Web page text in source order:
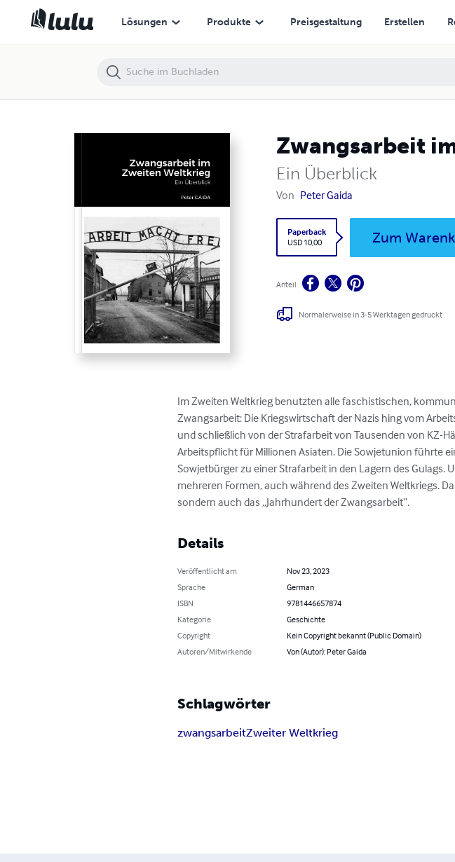
Lösungen Produkte Preisgestaltung Erstellen
Zwangsarbeit
Ein Überblick
Von Peter Gaida
Paperback
USD 10,00
Zum
Anteil
Normalerweise in 3-5 Werktagen gedruckt
Im Zweiten Weltkrieg benutzten alle faschistischen,
Zwangsarbeit: Die Kriegswirtschaft der Nazis hing vom
und schließlich von der Strafarbeit von Tausenden von KZ-
Arbeitspflicht für Millionen Asiaten. Die Sowjetunion führte
Sowjetbürger zu einer Strafarbeit in den Lagern des
mehreren Formen, auch während des Zweiten Weltkriegs.
sondern auch das „Jahrhundert der Zwangsarbeit“.
Details
Veröffentlicht am
Nov 23, 2023
Sprache
German
ISBN
9781446657874
Kategorie
Geschichte
Copyright
Kein Copyright bekannt (Public Domain)
Autoren/Mitwirkende
Von (Autor): Peter Gaida
Schlagwörter
zwangsarbeitZweiter Weltkrieg